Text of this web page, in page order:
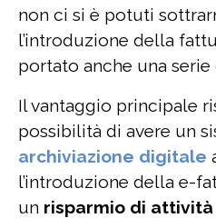
non ci si è potuti
l’introduzione della
portato anche una
Il vantaggio principale
possibilità di avere un
archiviazione digitale
l’introduzione della e-
un risparmio di attività